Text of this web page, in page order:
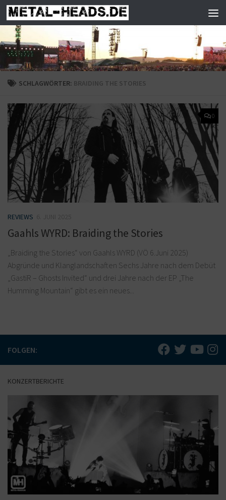
Zum Inhalt springen
SCHLAGWÖRTER: BRAIDING THE STORIES
0
REVIEWS
Gaahls WYRD: Braiding the Stories
„Braiding the Stories“ von Gaahls WYRD (VÖ 6.Juni 2025)
Abgründe und Klanglandschaften Sechs Jahre nach dem Debüt
„GastiR – Ghosts Invited“ und drei Jahre nach der EP „The
Humming Mountain“ gibt es ein neues...
FOLGEN:
KONZERTBERICHTE